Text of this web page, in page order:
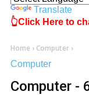
Translate
👆Click Here to
Home › Computer ›
Computer
Computer -